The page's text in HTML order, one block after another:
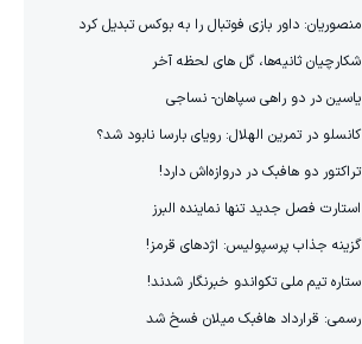
منصوریان: داور بازی فوتبال را به بوکس تبدیل کرد
شکارچیان ثانیه‌ها، گل های لحظه آخر
یاسین در دو راهی سپاهان- نساجی
کانسلو در تمرین الهلال: رویای بارسا نابود شد؟
تراکتور دو هافبک در دروازه‌اش دارد!
استارت فصل جدید تنها نماینده البرز
گزینه جذاب پرسپولیس: اژدهای قرمز!
ستاره تیم ملی تکواندو خبرنگار شدند!
رسمی: قرارداد هافبک میلان فسخ شد